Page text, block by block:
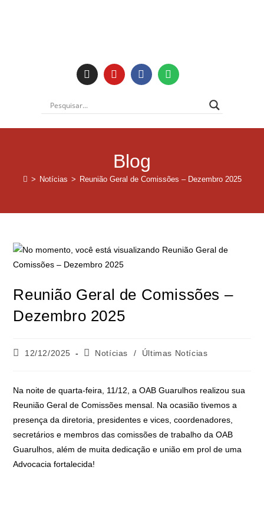
Blog
> Notícias > Reunião Geral de Comissões – Dezembro 2025
Reunião Geral de Comissões –
Dezembro 2025
12/12/2025 Notícias / Últimas Notícias
Na noite de quarta-feira, 11/12, a OAB Guarulhos realizou sua
Reunião Geral de Comissões mensal. Na ocasião tivemos a
presença da diretoria, presidentes e vices, coordenadores,
secretários e membros das comissões de trabalho da OAB
Guarulhos, além de muita dedicação e união em prol de uma
Advocacia fortalecida!